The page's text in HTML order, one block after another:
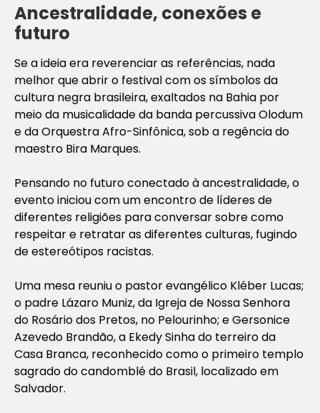
Ancestralidade, conexões e
futuro
Se a ideia era reverenciar as referências, nada
melhor que abrir o festival com os símbolos da
cultura negra brasileira, exaltados na Bahia por
meio da musicalidade da banda percussiva Olodum
e da Orquestra Afro-Sinfônica, sob a regência do
maestro Bira Marques.
Pensando no futuro conectado à ancestralidade, o
evento iniciou com um encontro de líderes de
diferentes religiões para conversar sobre como
respeitar e retratar as diferentes culturas, fugindo
de estereótipos racistas.
Uma mesa reuniu o pastor evangélico Kléber Lucas;
o padre Lázaro Muniz, da Igreja de Nossa Senhora
do Rosário dos Pretos, no Pelourinho; e Gersonice
Azevedo Brandão, a Ekedy Sinha do terreiro da
Casa Branca, reconhecido como o primeiro templo
sagrado do candomblé do Brasil, localizado em
Salvador.